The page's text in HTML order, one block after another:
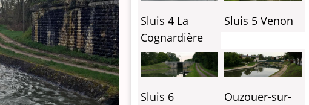
Sluis 4 La
Cognardière
Sluis 5 Venon
Sluis 6
Ouzouer-sur-